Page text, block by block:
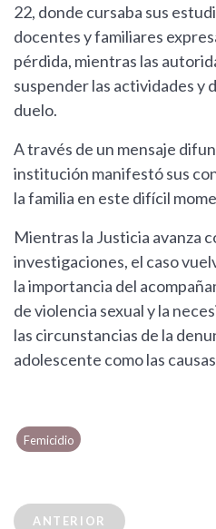
22, donde cursaba sus
docentes y familiares
pérdida, mientras las
suspender las actividades y
duelo.
A través de un mensaje
institución manifestó sus
la familia en este difícil
Mientras la Justicia avanza
investigaciones, el caso
la importancia del
de violencia sexual y la
las circunstancias de la
adolescente como las
Femicidio
ANTERIOR